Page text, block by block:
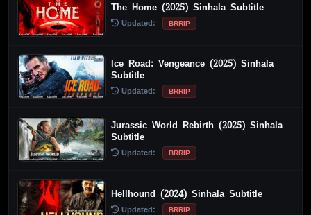
The Home (2025) Sinhala Subtitle
Updated: BRRIP
Ice Road: Vengeance (2025) Sinhala
Subtitle
Updated: BRRIP
Jurassic World Rebirth (2025) Sinhala
Subtitle
Updated: BRRIP
Hellhound (2024) Sinhala Subtitle
Updated: BRRIP